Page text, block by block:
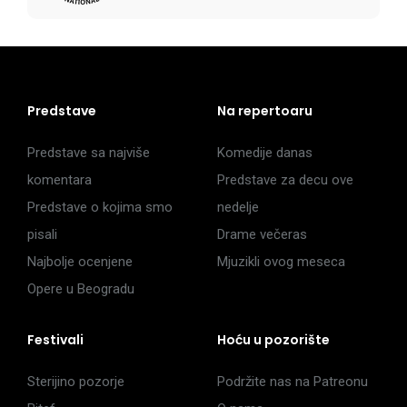
Predstave
Predstave sa najviše
komentara
Predstave o kojima smo
pisali
Najbolje ocenjene
Opere u Beogradu
Na repertoaru
Komedije danas
Predstave za decu ove
nedelje
Drame večeras
Mjuzikli ovog meseca
Festivali
Sterijino pozorje
Hoću u pozorište
Podržite nas na Patreonu